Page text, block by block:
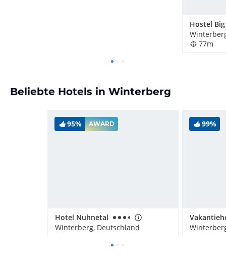
77m
Beliebte Hotels in Winterberg
95% AWARD
Hotel Nuhnetal
Winterberg, Deutschland
99%